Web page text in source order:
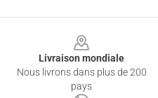
Livraison mondiale
Nous livrons dans plus de 200
pays